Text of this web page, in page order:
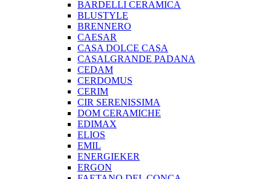
BARDELLI CERAMICA
BLUSTYLE
BRENNERO
CAESAR
CASA DOLCE CASA
CASALGRANDE PADANA
CEDAM
CERDOMUS
CERIM
CIR SERENISSIMA
DOM CERAMICHE
EDIMAX
ELIOS
EMIL
ENERGIEKER
ERGON